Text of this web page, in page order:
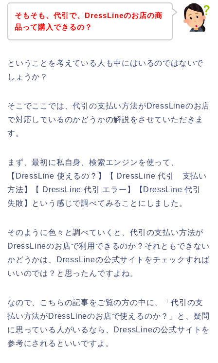
そもそも、代引で、DressLineのお店の商
品って購入できるの？
ということを考えている人も中にはいるのではないで
しょうか？
そこでここでは、代引の支払い方法がDressLineのお店
で対応しているのかどうかの解説をさせていただきま
す。
まず、最初に私自身、検索エンジンを使って、
【DressLine 使えるの？】【 DressLine 代引 支払い
方法】【 DressLine 代引 エラー】【DressLine 代引
失敗】という感じで調べてみることにしました。
そのように色々と調べていくと、代引の支払い方法が
DressLineのお店で利用できるのか？それともできない
かどうかは、DressLineの公式サイトをチェックすれば
いいのでは？と思ったんですよね。
なので、こちらの記事をご覧の方の中に、「代引の支
払い方法がDressLineのお店で使えるのか？」と、疑問
に思っている人がいるなら、DressLineの公式サイトを
参考にされるといいですよ。